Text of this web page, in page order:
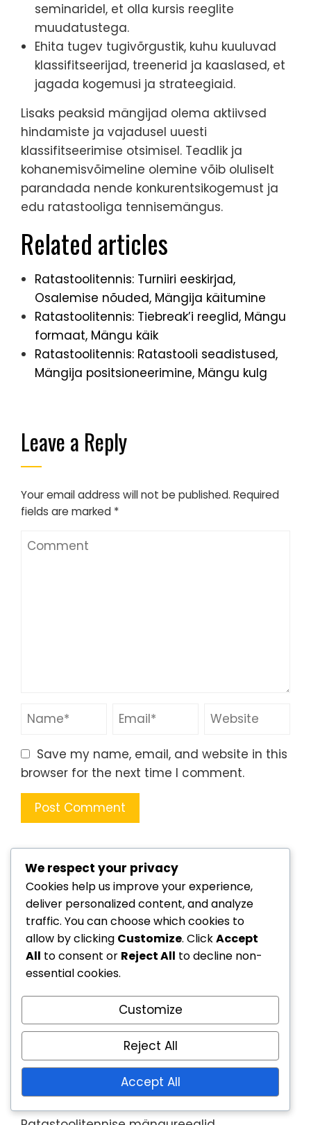
seminaridel, et olla kursis reeglite
muudatustega.
Ehita tugev tugivõrgustik, kuhu kuuluvad
klassifitseerijad, treenerid ja kaaslased, et
jagada kogemusi ja strateegiaid.
Lisaks peaksid mängijad olema aktiivsed
hindamiste ja vajadusel uuesti
klassifitseerimise otsimisel. Teadlik ja
kohanemisvõimeline olemine võib oluliselt
parandada nende konkurentsikogemust ja
edu ratastooliga tennisemängus.
Related articles
Ratastoolitennis: Turniiri eeskirjad,
Osalemise nõuded, Mängija käitumine
Ratastoolitennis: Tiebreak’i reeglid, Mängu
formaat, Mängu käik
Ratastoolitennis: Ratastooli seadistused,
Mängija positsioneerimine, Mängu kulg
Leave a Reply
Your email address will not be published. Required
fields are marked *
Save my name, email, and website in this
browser for the next time I comment.
Lingid
Teave
Võta meiega ühendust
Blogipostitused
Ratastoolitennise ametlikud eeskirjad
Ratastoolitennise mängijate
klassifikatsioonid
We respect your privacy
Cookies help us improve your experience,
deliver personalized content, and analyze
traffic. You can choose which cookies to
allow by clicking Customize. ClickAccept
All to consent or Reject All to decline non-
essential cookies.
Customize
Reject All
Accept All